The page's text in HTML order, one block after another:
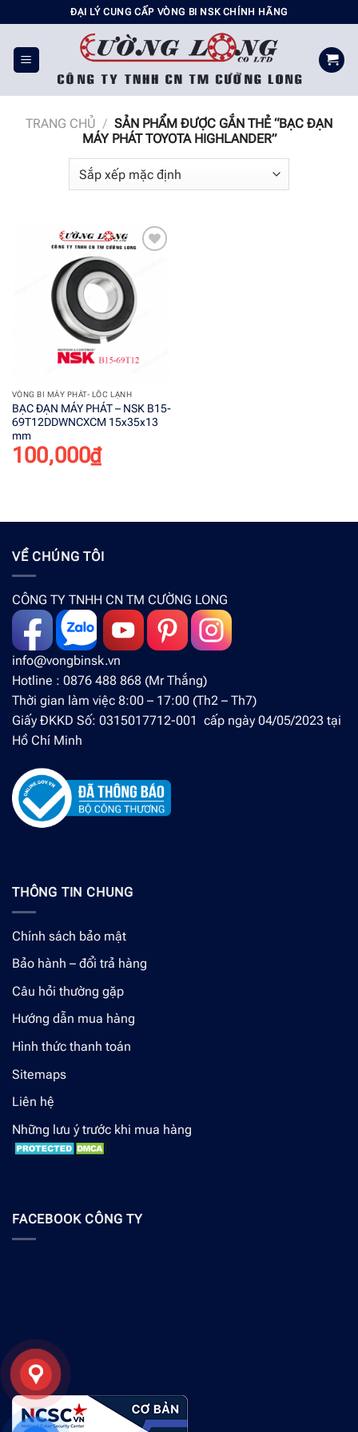
đến
nội
dung
ĐẠI LÝ CUNG CẤP VÒNG BI NSK CHÍNH HÃNG
TRANG CHỦ / SẢN PHẨM ĐƯỢC GẮN THẺ “BẠC ĐẠN
MÁY PHÁT TOYOTA HIGHLANDER”
Add to
wishlist
VÒNG BI MÁY PHÁT- LỐC LẠNH
BẠC ĐẠN MÁY PHÁT – NSK B15-
69T12DDWNCXCM 15x35x13
mm
100,000₫
VỀ CHÚNG TÔI
CÔNG TY TNHH CN TM CƯỜNG LONG
info@vongbinsk.vn
Hotline : 0876 488 868 (Mr Thắng)
Thời gian làm việc 8:00 – 17:00 (Th2 – Th7)
Giấy ĐKKD Số: 0315017712-001 cấp ngày 04/05/2023 tại
Hồ Chí Minh
THÔNG TIN CHUNG
Chính sách bảo mật
Bảo hành – đổi trả hàng
Câu hỏi thường gặp
Hướng dẫn mua hàng
Hình thức thanh toán
Sitemaps
Liên hệ
Những lưu ý trước khi mua hàng
FACEBOOK CÔNG TY